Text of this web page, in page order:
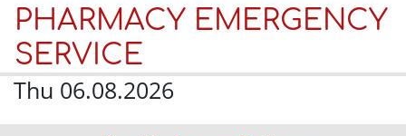
PHARMACY EMERGENCY
SERVICE
Thu 06.08.2026